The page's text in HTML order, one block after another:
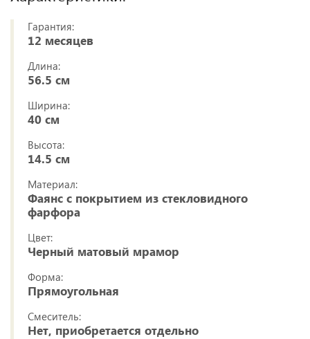
Гарантия:
12 месяцев
Длина:
56.5 см
Ширина:
40 см
Высота:
14.5 см
Материал:
Фаянс с покрытием из стекловидного
фарфора
Цвет:
Черный матовый мрамор
Форма:
Прямоугольная
Смеситель:
Нет, приобретается отдельно